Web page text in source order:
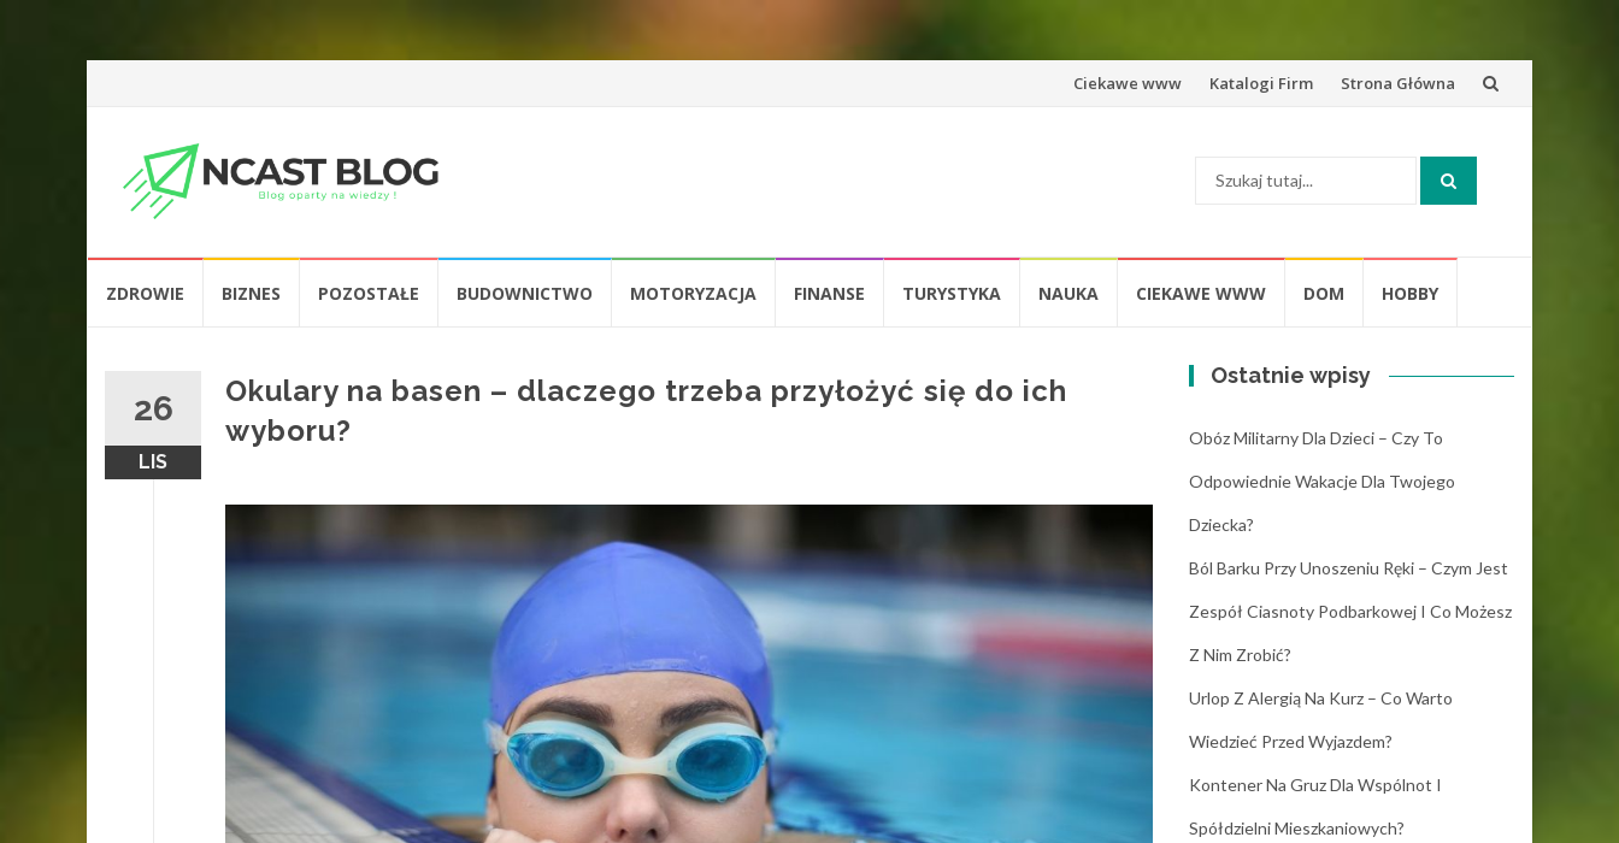
Przejdź
Ciekawe www Katalogi Firm Strona Główna
ZDROWIE BIZNES POZOSTAŁE BUDOWNICTWO MOTORYZACJA FINANSE TURYSTYKA NAUKA CIEKAWE WWW DOM HOBBY
26
LIS
Okulary na basen – dlaczego trzeba przyłożyć się do ich
wyboru?
Ostatnie wpisy
Obóz Militarny Dla Dzieci – Czy To
Odpowiednie Wakacje Dla Twojego
Dziecka?
Ból Barku Przy Unoszeniu Ręki – Czym Jest
Zespół Ciasnoty Podbarkowej I Co Możesz
Z Nim Zrobić?
Urlop Z Alergią Na Kurz – Co Warto
Wiedzieć Przed Wyjazdem?
Kontener Na Gruz Dla Wspólnot I
Spółdzielni Mieszkaniowych?